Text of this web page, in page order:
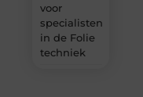
voor
specialisten
in de Folie
techniek